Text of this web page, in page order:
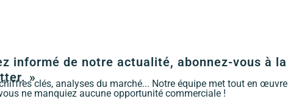
informé de notre actualité, abonnez-vous à la
»clés, analyses du marché... Notre équipe met tout en œuvre
ne manquiez aucune opportunité commerciale !